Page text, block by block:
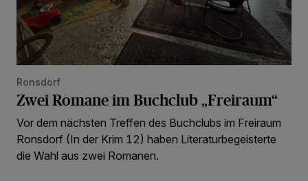
Ronsdorf
Zwei Romane im Buchclub „Freiraum“
Vor dem nächsten Treffen des Buchclubs im Freiraum
Ronsdorf (In der Krim 12) haben Literaturbegeisterte
die Wahl aus zwei Romanen.